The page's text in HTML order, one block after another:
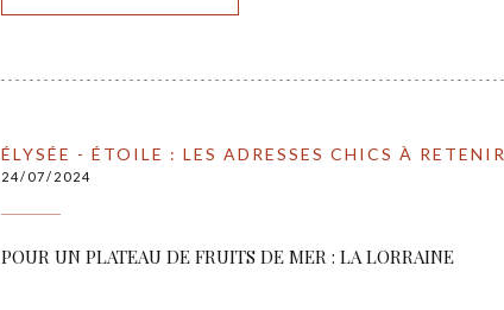
ÉLYSÉE - ÉTOILE : LES ADRESSES CHICS À RETENIR
24/07/2024
POUR UN PLATEAU DE FRUITS DE MER : LA LORRAINE